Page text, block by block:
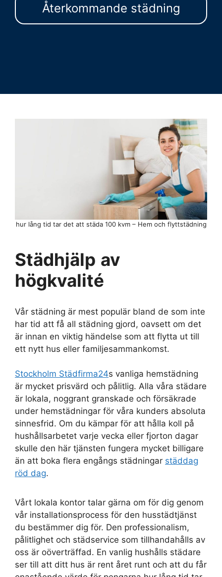
Återkommande städning
Städhjälp av
högkvalité
Vår städning är mest populär bland de som inte
har tid att få all städning gjord, oavsett om det
är innan en viktig händelse som att flytta ut till
ett nytt hus eller familjesammankomst.
Stockholm Städfirma24s vanliga hemstädning
är mycket prisvärd och pålitlig. Alla våra städare
är lokala, noggrant granskade och försäkrade
under hemstädningar för våra kunders absoluta
sinnesfrid. Om du kämpar för att hålla koll på
hushållsarbetet varje vecka eller fjorton dagar
skulle den här tjänsten fungera mycket billigare
än att boka flera engångs städningar städdag
röd dag.
Vårt lokala kontor talar gärna om för dig genom
vår installationsprocess för den husstädtjänst
du bestämmer dig för. Den professionalism,
pålitlighet och städservice som tillhandahålls av
oss är oöverträffad. En vanlig hushålls städare
ser till att ditt hus är rent året runt och att du får
hur lång tid tar det att städa 100 kvm – Hem och flyttstädning